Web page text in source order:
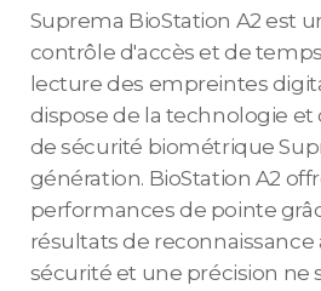
Suprema BioStation A2 est
contrôle d'accès et de
lecture des empreintes
dispose de la technologie
de sécurité biométrique
génération. BioStation A2
performances de pointe
résultats de
sécurité et une précision ne